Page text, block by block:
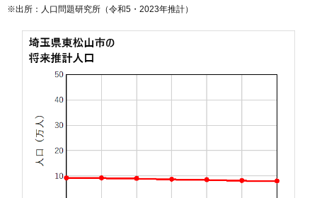
※出所：人口問題研究所（令和5・2023年推計）